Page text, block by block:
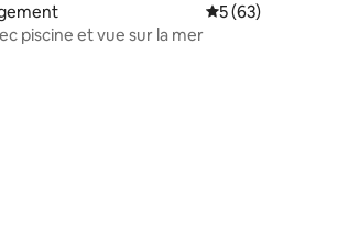
Évaluation
5 (63)
piscine et vue sur la mer